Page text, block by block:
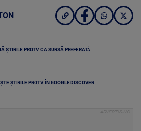
ȘTIRILE PROTV CA SURSĂ PREFERATĂ
ȘTIRILE PROTV ÎN GOOGLE DISCOVER